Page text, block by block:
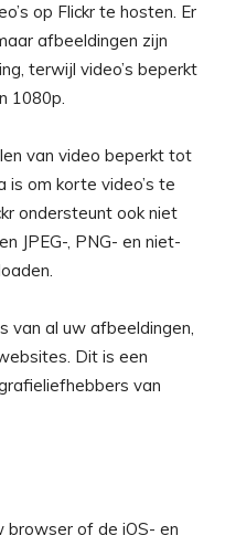
op Flickr te hosten. Er
afbeeldingen zijn
terwijl video’s beperkt
1080p.
van video beperkt tot
is om korte video’s te
ondersteunt ook niet
JPEG-, PNG- en niet-
van al uw afbeeldingen,
Dit is een
van
browser of de iOS- en